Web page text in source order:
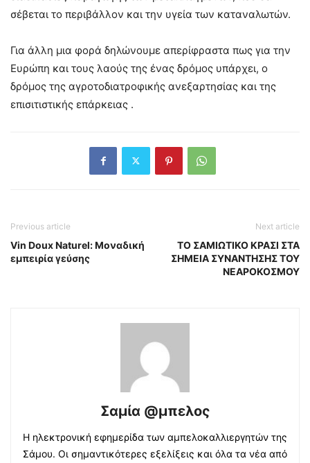
σέβεται το περιβάλλον και την υγεία των καταναλωτών.
Για άλλη μια φορά δηλώνουμε απερίφραστα πως για την
Ευρώπη και τους λαούς της ένας δρόμος υπάρχει, ο
δρόμος της αγροτοδιατροφικής ανεξαρτησίας και της
επισιτιστικής επάρκειας .
Previous article
Vin Doux Naturel: Μοναδική
εμπειρία γεύσης
Next article
ΤΟ ΣΑΜΙΩΤΙΚΟ ΚΡΑΣΙ ΣΤΑ
ΣΗΜΕΙΑ ΣΥΝΑΝΤΗΣΗΣ ΤΟΥ
ΝΕΑΡΟΚΟΣΜΟΥ
Σαμία @μπελος
Η ηλεκτρονική εφημερίδα των αμπελοκαλλιεργητών της
Σάμου. Οι σημαντικότερες εξελίξεις και όλα τα νέα από